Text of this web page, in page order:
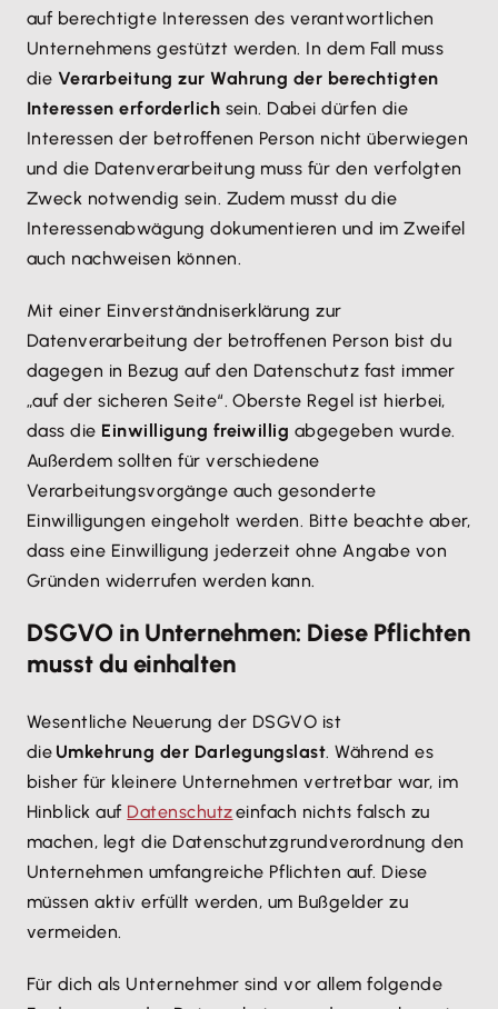
auf berechtigte Interessen des verantwortlichen
Unternehmens gestützt werden. In dem Fall muss
die Verarbeitung zur Wahrung der berechtigten
Interessen erforderlich sein. Dabei dürfen die
Interessen der betroffenen Person nicht überwiegen
und die Datenverarbeitung muss für den verfolgten
Zweck notwendig sein. Zudem musst du die
Interessenabwägung dokumentieren und im Zweifel
auch nachweisen können.
Mit einer Einverständniserklärung zur
Datenverarbeitung der betroffenen Person bist du
dagegen in Bezug auf den Datenschutz fast immer
„auf der sicheren Seite“. Oberste Regel ist hierbei,
dass die Einwilligung freiwillig abgegeben wurde.
Außerdem sollten für verschiedene
Verarbeitungsvorgänge auch gesonderte
Einwilligungen eingeholt werden. Bitte beachte aber,
dass eine Einwilligung jederzeit ohne Angabe von
Gründen widerrufen werden kann.
DSGVO in Unternehmen: Diese Pflichten
musst du einhalten
Wesentliche Neuerung der DSGVO ist
die Umkehrung der Darlegungslast. Während es
bisher für kleinere Unternehmen vertretbar war, im
Hinblick auf Datenschutzeinfach nichts falsch zu
machen, legt die Datenschutzgrundverordnung den
Unternehmen umfangreiche Pflichten auf. Diese
müssen aktiv erfüllt werden, um Bußgelder zu
vermeiden.
Für dich als Unternehmer sind vor allem folgende